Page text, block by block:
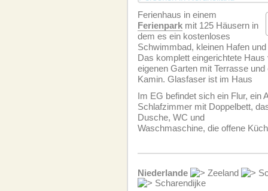
Ferienhaus in einem
Ferienpark mit 125 Häusern in
dem es ein kostenloses
Schwimmbad, kleinen Hafen
Das komplett eingerichtete Haus
eigenen Garten mit Terrasse und
Kamin. Glasfaser ist im Haus
Im EG befindet sich ein Flur, ein
Schlafzimmer mit Doppelbett,
Dusche, WC und
Waschmaschine, die offene Küch
Niederlande Zeeland
Scharendijke